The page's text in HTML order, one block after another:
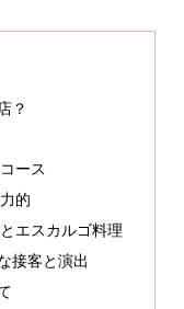
？
ース
的
エスカルゴ料理
接客と演出